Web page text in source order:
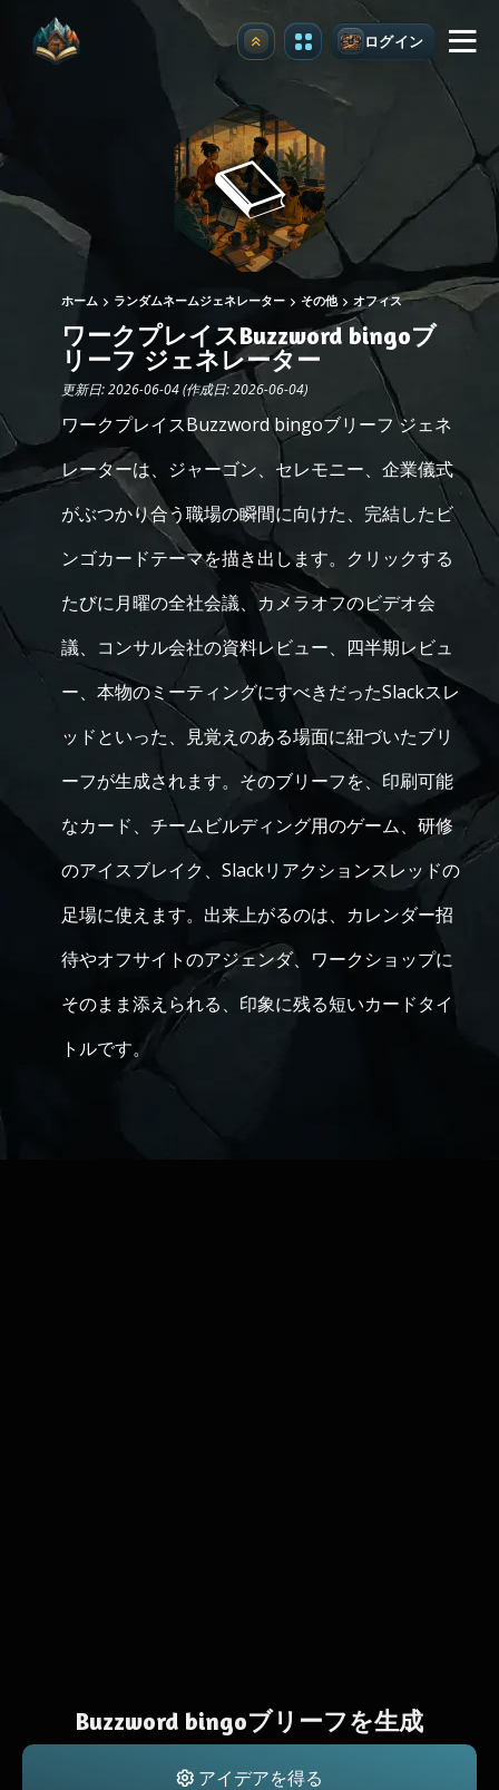
アップグレード ログイン
ホーム ランダムネームジェネレーター その他 オフィス
ワークプレイスBuzzword bingoブ
リーフ ジェネレーター
更新日: 2026-06-04 (作成日: 2026-06-04)
ワークプレイスBuzzword bingoブリーフ ジェネ
レーターは、ジャーゴン、セレモニー、企業儀式
がぶつかり合う職場の瞬間に向けた、完結したビ
ンゴカードテーマを描き出します。クリックする
たびに月曜の全社会議、カメラオフのビデオ会
議、コンサル会社の資料レビュー、四半期レビュ
ー、本物のミーティングにすべきだったSlackスレ
ッドといった、見覚えのある場面に紐づいたブリ
ーフが生成されます。そのブリーフを、印刷可能
なカード、チームビルディング用のゲーム、研修
のアイスブレイク、Slackリアクションスレッドの
足場に使えます。出来上がるのは、カレンダー招
待やオフサイトのアジェンダ、ワークショップに
そのまま添えられる、印象に残る短いカードタイ
トルです。
Buzzword bingoブリーフを生成
アイデアを得る